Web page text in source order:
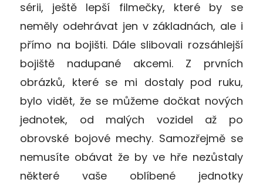
sérii, ještě lepší filmečky, které by se
neměly odehrávat jen v základnách, ale i
přímo na bojišti. Dále slibovali rozsáhlejší
bojiště nadupané akcemi. Z prvních
obrázků, které se mi dostaly pod ruku,
bylo vidět, že se můžeme dočkat nových
jednotek, od malých vozidel až po
obrovské bojové mechy. Samozřejmě se
nemusíte obávat že by ve hře nezůstaly
některé vaše oblíbené jednotky